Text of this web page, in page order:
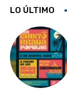
LO ÚLTIMO